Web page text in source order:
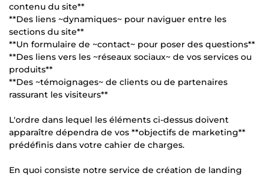
contenu du site**
**Des liens ~dynamiques~ pour naviguer entre les
sections du site**
**Un formulaire de ~contact~ pour poser des questions**
**Des liens vers les ~réseaux sociaux~ de vos services ou
produits**
**Des ~témoignages~ de clients ou de partenaires
rassurant les visiteurs**
L'ordre dans lequel les éléments ci-dessus doivent
apparaître dépendra de vos **objectifs de marketing**
prédéfinis dans votre cahier de charges.
En quoi consiste notre service de création de landing